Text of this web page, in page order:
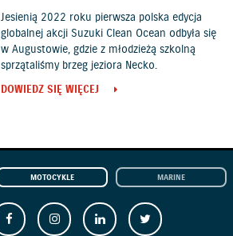
Jesienią 2022 roku pierwsza polska edycja
globalnej akcji Suzuki Clean Ocean odbyła się
w Augustowie, gdzie z młodzieżą szkolną
sprzątaliśmy brzeg jeziora Necko.
DOWIEDZ SIĘ WIĘCEJ
MOTOCYKLE MARINE